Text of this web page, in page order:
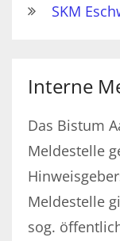
SKM
Interne
Das Bistum
Meldestelle
Meldestelle
sog.